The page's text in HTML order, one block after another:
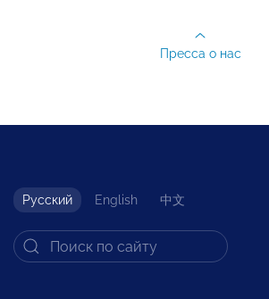
Пресса о нас
Русский English 中文